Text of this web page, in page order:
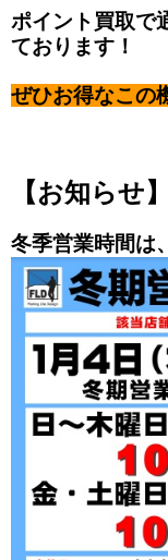
ポイント買取で
ております！
ぜひお得なこの
【お知らせ】
冬季営業時間は